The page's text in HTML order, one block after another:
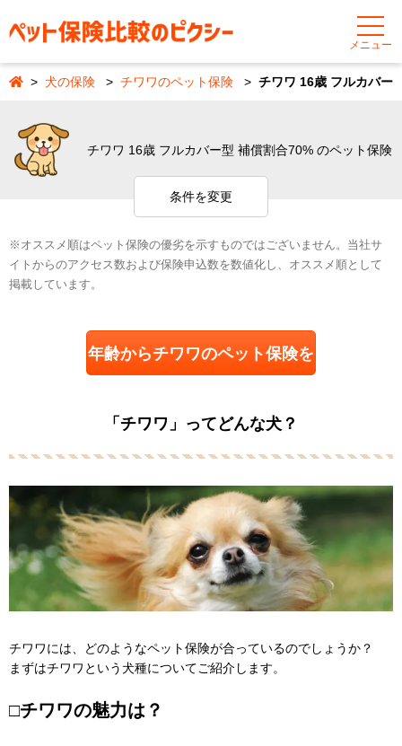
メニュー
犬の保険 チワワのペット保険 チワワ 16歳 フルカバー
チワワ 16歳 フルカバー型 補償割合70% のペット保険
条件を変更
※オススメ順はペット保険の優劣を示すものではございません。当社サ
イトからのアクセス数および保険申込数を数値化し、オススメ順として
掲載しています。
年齢からチワワのペット保険を
「チワワ」ってどんな犬？
チワワには、どのようなペット保険が合っているのでしょうか？
まずはチワワという犬種についてご紹介します。
□チワワの魅力は？